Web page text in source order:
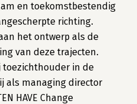
en toekomstbestendig
richting.
het ontwerp als de
van deze trajecten.
toezichthouder in de
als managing director
HAVE Change